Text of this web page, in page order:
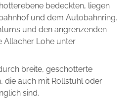
bedeckten, liegen
und dem Autobahnring.
und den angrenzenden
Allacher Lohe unter
breite, geschotterte
die auch mit Rollstuhl oder
sind.